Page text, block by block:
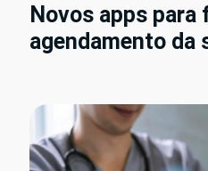
Novos apps para
agendamento da